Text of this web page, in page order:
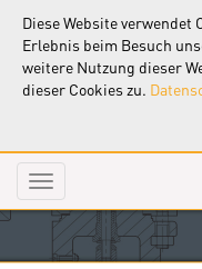
Diese Website verwendet
Erlebnis beim Besuch
weitere Nutzung dieser
dieser Cookies zu.
Toggle
navigation